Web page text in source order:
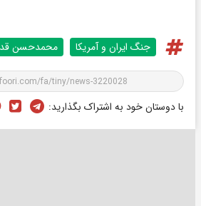
جنگ ایران و آمریکا محمدحسن
با دوستان خود به اشتراک بگذارید: